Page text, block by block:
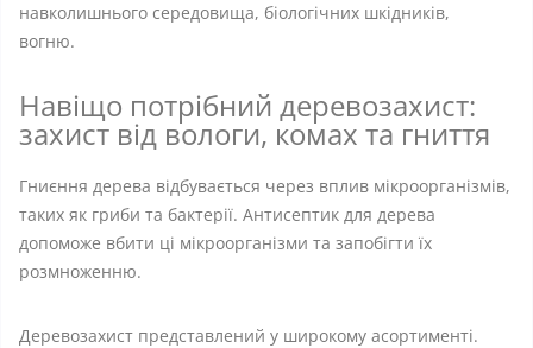
навколишнього середовища, біологічних шкідників,
вогню.
Навіщо потрібний деревозахист:
захист від вологи, комах та гниття
Гниєння дерева відбувається через вплив мікроорганізмів,
таких як гриби та бактерії. Антисептик для дерева
допоможе вбити ці мікроорганізми та запобігти їх
розмноженню.
Деревозахист представлений у широкому асортименті.